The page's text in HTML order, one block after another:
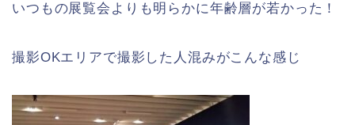
いつもの展覧会よりも明らかに年齢層が若かった！
撮影OKエリアで撮影した人混みがこんな感じ